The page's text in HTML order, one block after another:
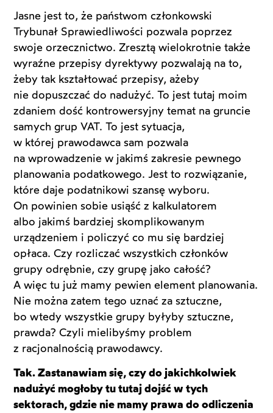
Jasne jest to, że państwom członkowski
Trybunał Sprawiedliwości pozwala poprzez
swoje orzecznictwo. Zresztą wielokrotnie także
wyraźne przepisy dyrektywy pozwalają na to,
żeby tak kształtować przepisy, ażeby
nie dopuszczać do nadużyć. To jest tutaj moim
zdaniem dość kontrowersyjny temat na gruncie
samych grup VAT. To jest sytuacja,
w której prawodawca sam pozwala
na wprowadzenie w jakimś zakresie pewnego
planowania podatkowego. Jest to rozwiązanie,
które daje podatnikowi szansę wyboru.
On powinien sobie usiąść z kalkulatorem
albo jakimś bardziej skomplikowanym
urządzeniem i policzyć co mu się bardziej
opłaca. Czy rozliczać wszystkich członków
grupy odrębnie, czy grupę jako całość?
A więc tu już mamy pewien element planowania.
Nie można zatem tego uznać za sztuczne,
bo wtedy wszystkie grupy byłyby sztuczne,
prawda? Czyli mielibyśmy problem
z racjonalnością prawodawcy.
Tak. Zastanawiam się, czy do jakichkolwiek
nadużyć mogłoby tu tutaj dojść w tych
sektorach, gdzie nie mamy prawa do odliczenia